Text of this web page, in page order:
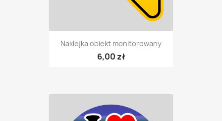
Naklejka obiekt monitorowany
6,00 zł